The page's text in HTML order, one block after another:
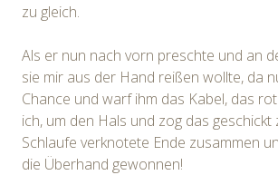
zu gleich.
Als er nun nach vorn preschte und an
sie mir aus der Hand reißen wollte, da
Chance und warf ihm das Kabel, das
ich, um den Hals und zog das geschickt
Schlaufe verknotete Ende zusammen
die Überhand gewonnen!